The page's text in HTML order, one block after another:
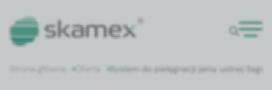
Oferta System do pielęgnacji jamy ustnej Sage